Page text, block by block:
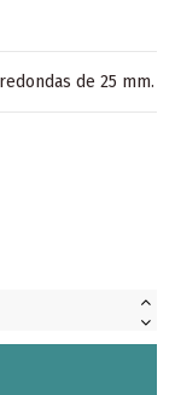
de 25 mm.